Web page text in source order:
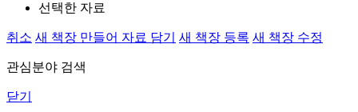
선택한 자료
취소 새 책장 만들어 자료 담기 새 책장 등록 새 책장 수정
관심분야 검색
닫기